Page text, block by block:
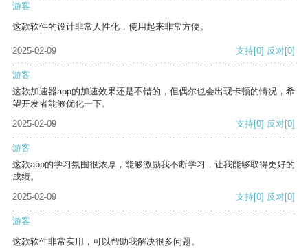
游客
这款软件的设计非常人性化，使用起来非常方便。
2025-02-09 支持[0] 反对[0]
游客
这款加速器app的加速效果还是不错的，但偶尔也会出现卡顿的情况，希
望开发者能够优化一下。
2025-02-09
支持[0] 反对[0]
游客
这款app的学习氛围很浓厚，能够激励我不断学习，让我能够取得更好的
成绩。
2025-02-09
支持[0] 反对[0]
游客
这款软件非常实用，可以帮助我解决很多问题。